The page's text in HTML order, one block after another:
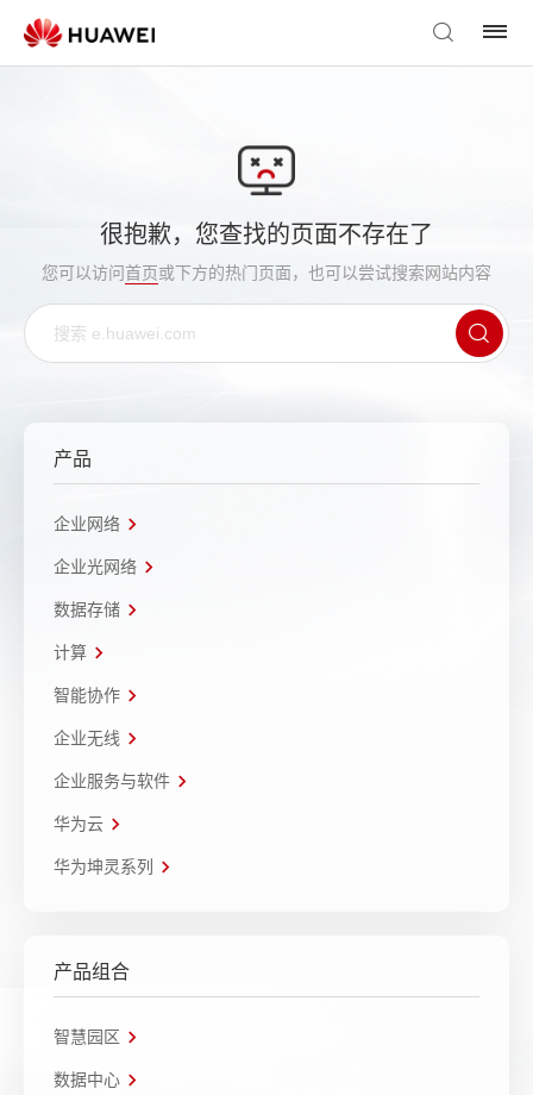
很抱歉，您查找的页面不存在了
您可以访问首页或下方的热门页面，也可以尝试搜索网站内容
产品
企业网络
企业光网络
数据存储
计算
智能协作
企业无线
企业服务与软件
华为云
华为坤灵系列
产品组合
智慧园区
数据中心